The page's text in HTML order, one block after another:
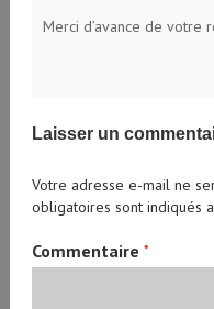
Merci d’avance de votre
Laisser un
Votre adresse e-mail ne
obligatoires sont indiqués
Commentaire*